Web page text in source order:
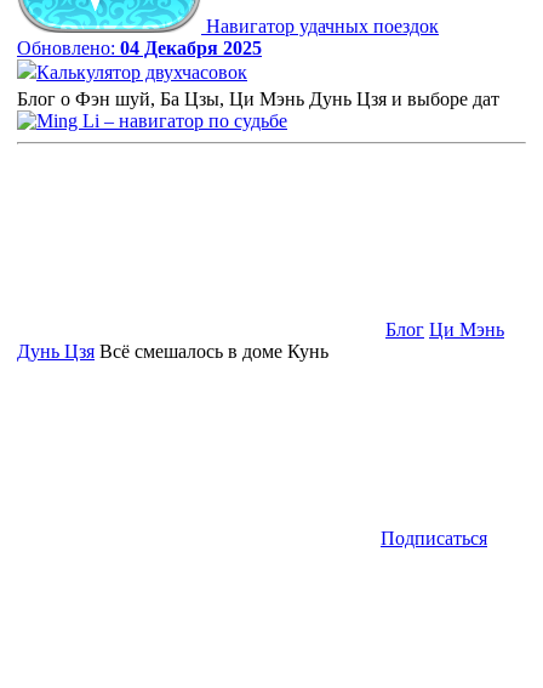
Навигатор удачных поездок
Обновлено: 04 Декабря 2025
Калькулятор двухчасовок
Блог о Фэн шуй, Ба Цзы, Ци Мэнь Дунь Цзя и выборе дат
Блог Ци Мэнь
Дунь Цзя Всё смешалось в доме Кунь
Подписаться